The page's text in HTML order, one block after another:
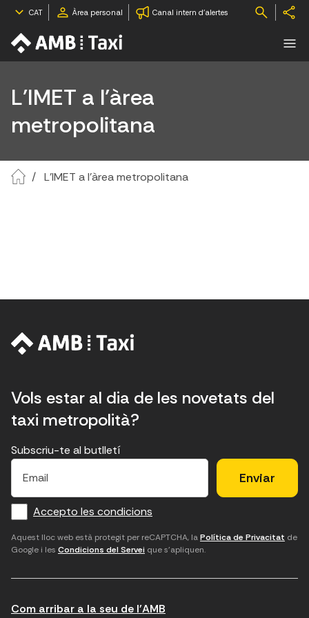
CAT Àrea personal Canal intern d'alertes
L'IMET a l'àrea
metropolitana
L'IMET a l'àrea metropolitana
Vols estar al dia de les novetats del
taxi metropolità?
E
f
o
r
m
i
E
c
a
m
p
r
H
u
d
'
a
e
×
Subscriu-te al butlletí
E
a
i
Accepto les condicions
Aquest lloc web està protegit per reCAPTCHA, laPolítica de Privacitat de
Google i les Condicions del Servei que s'apliquen.
Com arribar a la seu de l'AMB